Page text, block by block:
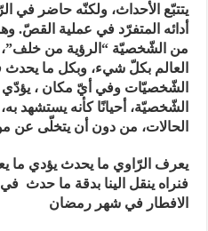
يتتبّع الأحداث، ولكنّه حاضر في
أدائه المتفرّد في عملية القصّ.
من الشّخصيّة “الرؤية من خلف”،
العالم بكلّ شيء، وبكل ما
الشّخصيّات وفي أيّ مكان ، يؤدّي
الشّخصيّة، أحيانًا كأنه يستشهد
الحالات، من دون أن يتخلّى عن
يعرف الرّاوي ما يحدث يؤدي ما
فنراه ينقل الينا بدقة ما حدث
الافطار في شهر رمضان